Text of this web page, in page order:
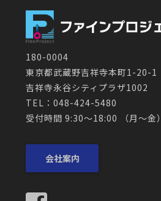
180-0004
東京都武蔵野吉祥寺本町1-20-1
吉祥寺永谷シティプラザ1002
TEL：048-424-5480
受付時間 9:30～18:00 （月〜金）
会社案内